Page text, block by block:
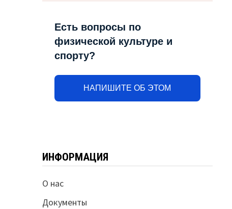
Есть вопросы по
физической культуре и
спорту?
НАПИШИТЕ ОБ ЭТОМ
ИНФОРМАЦИЯ
О нас
Документы